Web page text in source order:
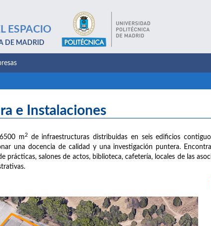
ESPACIO
DE MADRID
e Instalaciones
m2de infraestructuras distribuidas en seis edificios
una docencia de calidad y una investigación puntera.
prácticas, salones de actos, biblioteca, cafetería, locales de las